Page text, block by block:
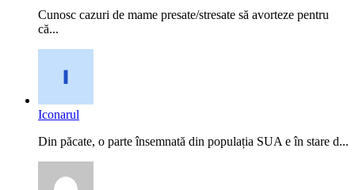
Cunosc cazuri de mame presate/stresate să avorteze pentru
că...
Iconarul
Din păcate, o parte însemnată din populația SUA e în stare d...